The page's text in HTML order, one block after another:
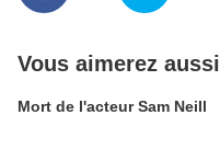
Vous aimerez aussi
Mort de l'acteur Sam Neill